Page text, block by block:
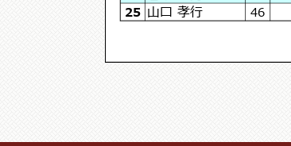
25
山口 孝行 46